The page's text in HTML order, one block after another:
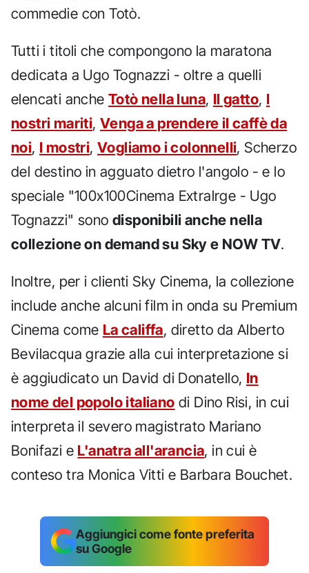
commedie con Totò.
Tutti i titoli che compongono la maratona
dedicata a Ugo Tognazzi - oltre a quelli
elencati anche Totò nella luna, Il gatto, I
nostri mariti,Venga a prendere il caffè da
noi, I mostri,Vogliamo i colonnelli, Scherzo
del destino in agguato dietro l'angolo - e lo
speciale "100x100Cinema Extralrge - Ugo
Tognazzi" sono disponibili anche nella
collezione on demand su Sky e NOW TV.
Inoltre, per i clienti Sky Cinema, la collezione
include anche alcuni film in onda su Premium
Cinema come La califfa, diretto da Alberto
Bevilacqua grazie alla cui interpretazione si
è aggiudicato un David di Donatello, In
nome del popolo italiano di Dino Risi, in cui
interpreta il severo magistrato Mariano
Bonifazi e L'anatra all'arancia, in cui è
conteso tra Monica Vitti e Barbara Bouchet.
Aggiungici come fonte preferita
su Google